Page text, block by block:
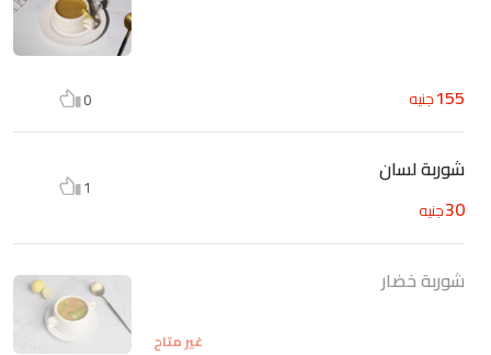
155جنيه 0
شوربة لسان
30جنيه
1
شوربة خضار
غير متاح